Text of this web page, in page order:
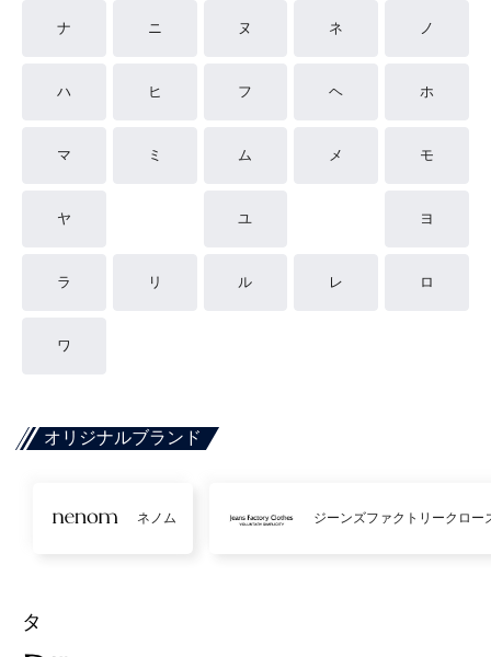
ナ ニ ヌ ネ ノ
ハ ヒ フ ヘ ホ
マ ミ ム メ モ
ヤ ユ ヨ
ラ リ ル レ ロ
ワ
オリジナルブランド
ネノム ジーンズファクトリークロー
タ